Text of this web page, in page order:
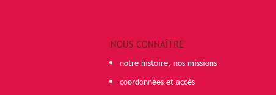
NOUS CONNAÎTRE
notre histoire, nos missions
coordonnées et accès